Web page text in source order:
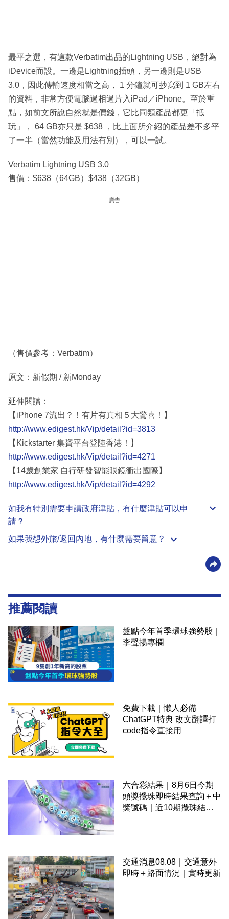
最平之選，有這款Verbatim出品的Lightning USB，絕對為
iDevice而設。一邊是Lightning插頭，另一邊則是USB
3.0，因此傳輸速度相當之高， 1 分鐘就可抄寫到 1 GB左右
的資料，非常方便電腦過相過片入iPad／iPhone。至於重
點，如前文所說自然就是價錢，它比同類產品都更「抵
玩」， 64 GB亦只是 $638 ，比上面所介紹的產品差不多平
了一半（當然功能及用法有別），可以一試。
Verbatim Lightning USB 3.0
售價：$638（64GB）$438（32GB）
廣告
（售價參考：Verbatim）
原文：新假期 / 新Monday
延伸閱讀：
【iPhone 7流出？！有片有真相５大驚喜！】
http://www.edigest.hk/Vip/detail?id=3813
【Kickstarter 集資平台登陸香港！】
http://www.edigest.hk/Vip/detail?id=4271
【14歲創業家 自行研發智能眼鏡衝出國際】
http://www.edigest.hk/Vip/detail?id=4292
如我有特別需要申請政府津貼 ，有什麼津貼可以申
請？
如果我想外旅/返回內地，有什麼需要留意？
推薦閱讀
盤點今年首季環球強勢股｜
李聲揚專欄
免費下載｜懶人必備
ChatGPT特典 改文翻譯打
code指令直接用
六合彩結果｜8月6日今期
頭獎攪珠即時結果查詢＋中
獎號碼｜近10期攪珠結果
交通消息08.08｜交通意外
即時＋路面情況｜實時更新